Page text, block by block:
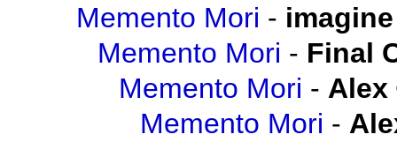
Memento Mori - imagine
Memento Mori - Final
Memento Mori - Alex
Memento Mori -